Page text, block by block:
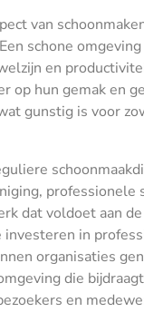
van
schone
en
op hun gemak en
gunstig is voor
professionele
dat voldoet aan
investeren in
organisaties
die
en